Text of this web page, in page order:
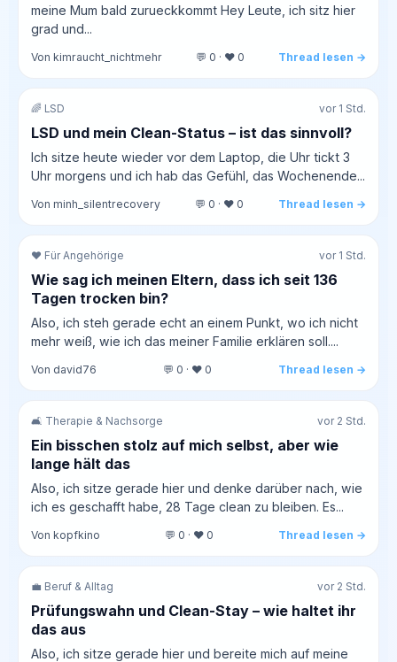
meine Mum bald zurueckkommt Hey Leute, ich sitz hier
grad und...
Von kimraucht_nichtmehr 💬 0 · ❤️ 0 Thread lesen →
🌈 LSD vor 1 Std.
LSD und mein Clean-Status – ist das sinnvoll?
Ich sitze heute wieder vor dem Laptop, die Uhr tickt 3
Uhr morgens und ich hab das Gefühl, das Wochenende...
Von minh_silentrecovery 💬 0 · ❤️ 0 Thread lesen →
❤️ Für Angehörige vor 1 Std.
Wie sag ich meinen Eltern, dass ich seit 136
Tagen trocken bin?
Also, ich steh gerade echt an einem Punkt, wo ich nicht
mehr weiß, wie ich das meiner Familie erklären soll....
Von david76 💬 0 · ❤️ 0 Thread lesen →
🛋️ Therapie & Nachsorge vor 2 Std.
Ein bisschen stolz auf mich selbst, aber wie
lange hält das
Also, ich sitze gerade hier und denke darüber nach, wie
ich es geschafft habe, 28 Tage clean zu bleiben. Es...
Von kopfkino 💬 0 · ❤️ 0 Thread lesen →
💼 Beruf & Alltag vor 2 Std.
Prüfungswahn und Clean-Stay – wie haltet ihr
das aus
Also, ich sitze gerade hier und bereite mich auf meine